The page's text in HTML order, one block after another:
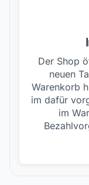
Der Shop
neuen
Warenkorb
im dafür
im